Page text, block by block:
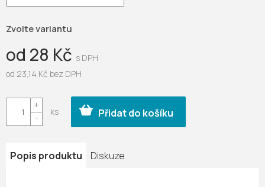
od 28 Kč
od 23,14 Kč bez DPH
cena:
Zvolte variantu
Přidat do košíku
Popis produktu Diskuze